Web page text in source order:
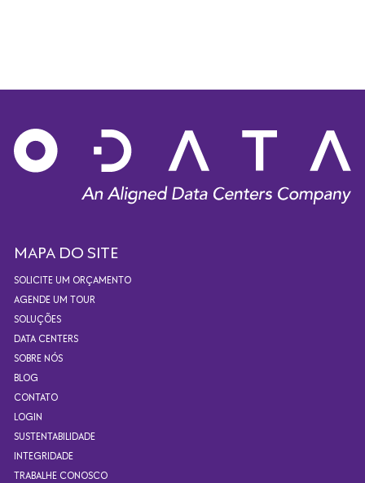
MAPA DO SITE
SOLICITE UM ORÇAMENTO
AGENDE UM TOUR
SOLUÇÕES
DATA CENTERS
SOBRE NÓS
BLOG
CONTATO
LOGIN
SUSTENTABILIDADE
INTEGRIDADE
TRABALHE CONOSCO